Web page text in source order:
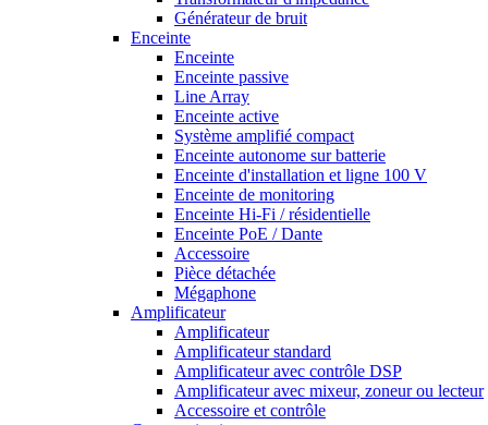
Générateur de bruit
Enceinte
Enceinte
Enceinte passive
Line Array
Enceinte active
Système amplifié compact
Enceinte autonome sur batterie
Enceinte d'installation et ligne 100 V
Enceinte de monitoring
Enceinte Hi-Fi / résidentielle
Enceinte PoE / Dante
Accessoire
Pièce détachée
Mégaphone
Amplificateur
Amplificateur
Amplificateur standard
Amplificateur avec contrôle DSP
Amplificateur avec mixeur, zoneur ou lecteur
Accessoire et contrôle